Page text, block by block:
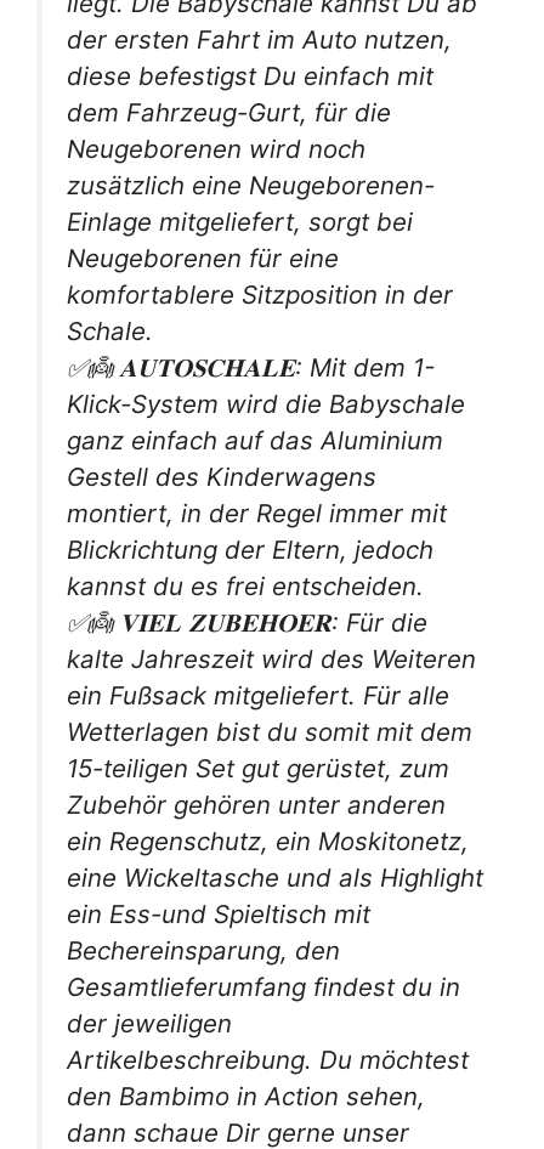
der ersten Fahrt im Auto nutzen,
diese befestigst Du einfach mit
dem Fahrzeug-Gurt, für die
Neugeborenen wird noch
zusätzlich eine Neugeborenen-
Einlage mitgeliefert, sorgt bei
Neugeborenen für eine
komfortablere Sitzposition in der
Schale.
✅👼 𝐀𝐔𝐓𝐎𝐒𝐂𝐇𝐀𝐋𝐄: Mit dem 1-
Klick-System wird die Babyschale
ganz einfach auf das Aluminium
Gestell des Kinderwagens
montiert, in der Regel immer mit
Blickrichtung der Eltern, jedoch
kannst du es frei entscheiden.
✅👼 𝐕𝐈𝐄𝐋 𝐙𝐔𝐁𝐄𝐇𝐎𝐄𝐑: Für die
kalte Jahreszeit wird des Weiteren
ein Fußsack mitgeliefert. Für alle
Wetterlagen bist du somit mit dem
15-teiligen Set gut gerüstet, zum
Zubehör gehören unter anderen
ein Regenschutz, ein Moskitonetz,
eine Wickeltasche und als Highlight
ein Ess-und Spieltisch mit
Bechereinsparung, den
Gesamtlieferumfang findest du in
der jeweiligen
Artikelbeschreibung. Du möchtest
den Bambimo in Action sehen,
dann schaue Dir gerne unser